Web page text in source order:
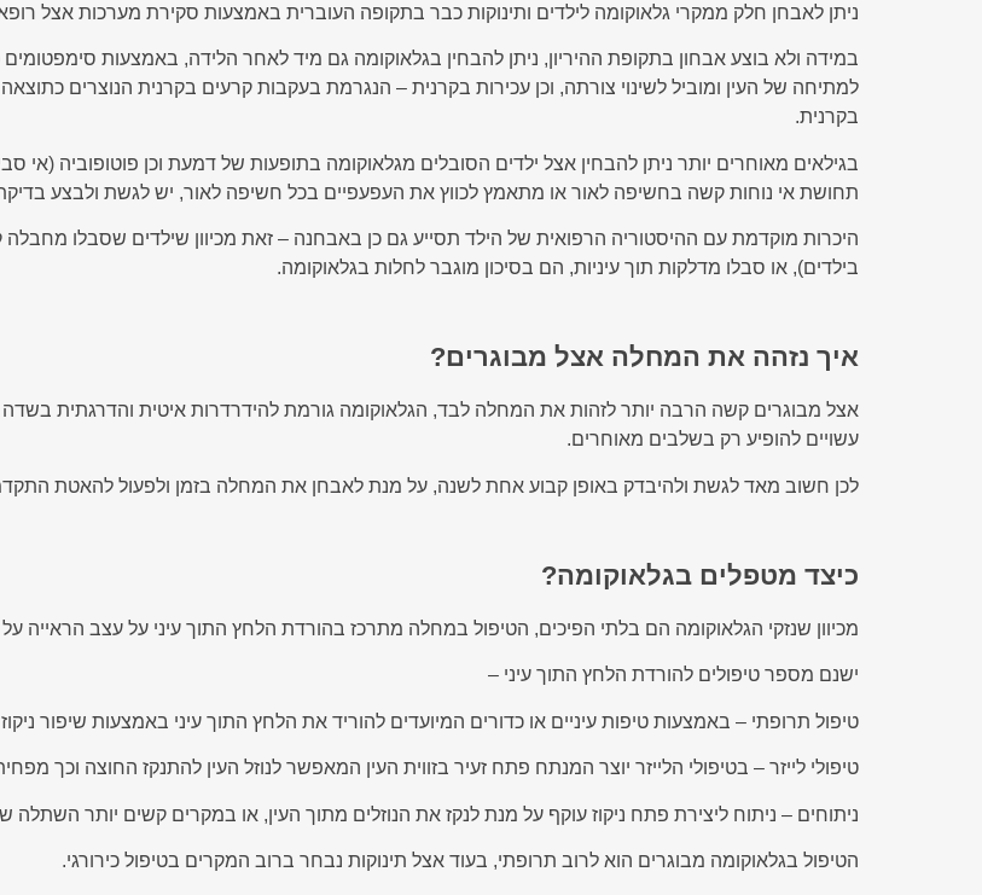
ניתן לאבחן חלק ממקרי גלאוקומה לילדים ותינוקות כבר בתקופה העוברית באמצעות סקירת מערכות אצל
במידה ולא בוצע אבחון בתקופת ההיריון, ניתן להבחין בגלאוקומה גם מיד לאחר הלידה, באמצעות סימפטומים
למתיחה של העין ומוביל לשינוי צורתה, וכן עכירות בקרנית – הנגרמת בעקבות קרעים בקרנית הנוצרים
בקרנית.
בגילאים מאוחרים יותר ניתן להבחין אצל ילדים הסובלים מגלאוקומה בתופעות של דמעת וכן פוטופוביה
תחושת אי נוחות קשה בחשיפה לאור או מתאמץ לכווץ את העפעפיים בכל חשיפה לאור, יש לגשת ולבצע
היכרות מוקדמת עם ההיסטוריה הרפואית של הילד תסייע גם כן באבחנה – זאת מכיוון שילדים שסבלו מחבלה
בילדים), או סבלו מדלקות תוך עיניות, הם בסיכון מוגבר לחלות בגלאוקומה.
איך נזהה את המחלה אצל מבוגרים?
אצל מבוגרים קשה הרבה יותר לזהות את המחלה לבד, הגלאוקומה גורמת להידרדרות איטית והדרגתית
עשויים להופיע רק בשלבים מאוחרים.
לכן חשוב מאד לגשת ולהיבדק באופן קבוע אחת לשנה, על מנת לאבחן את המחלה בזמן ולפעול להאטת
כיצד מטפלים בגלאוקומה?
מכיוון שנזקי הגלאוקומה הם בלתי הפיכים, הטיפול במחלה מתרכז בהורדת הלחץ התוך עיני על עצב
ישנם מספר טיפולים להורדת הלחץ התוך עיני –
טיפול תרופתי – באמצעות טיפות עיניים או כדורים המיועדים להוריד את הלחץ התוך עיני באמצעות שיפור ניקוז
טיפולי לייזר – בטיפולי הלייזר יוצר המנתח פתח זעיר בזווית העין המאפשר לנוזל העין להתנקז החוצה וכך
ניתוחים – ניתוח ליצירת פתח ניקוז עוקף על מנת לנקז את הנוזלים מתוך העין, או במקרים קשים יותר השתלה של
הטיפול בגלאוקומה מבוגרים הוא לרוב תרופתי, בעוד אצל תינוקות נבחר ברוב המקרים בטיפול כירורגי.